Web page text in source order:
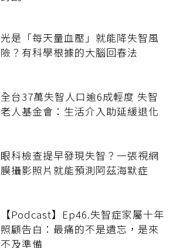
光是「每天量血壓」就能降失智風
險？有科學根據的大腦回春法
全台37萬失智人口逾6成輕度 失智
老人基金會：生活介入助延緩退化
眼科檢查提早發現失智？一張視網
膜攝影照片就能預測阿茲海默症
【Podcast】Ep46.失智症家屬十年
照顧告白：最痛的不是遺忘，是來
不及準備